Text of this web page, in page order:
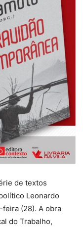
de textos
Leonardo
(28). A obra
do Trabalho,